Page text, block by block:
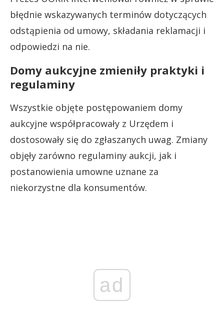
błędnie wskazywanych terminów dotyczących
odstąpienia od umowy, składania reklamacji i
odpowiedzi na nie.
Domy aukcyjne zmieniły praktyki i
regulaminy
Wszystkie objęte postępowaniem domy
aukcyjne współpracowały z Urzędem i
dostosowały się do zgłaszanych uwag. Zmiany
objęły zarówno regulaminy aukcji, jak i
postanowienia umowne uznane za
niekorzystne dla konsumentów.
ad